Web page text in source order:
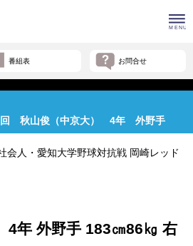
番組表 お問合せ
4回 秋山俊（中京大） 4年 外野手
会人・愛知大学野球対抗戦 岡崎レッド
4年 外野手 183㎝86㎏ 右